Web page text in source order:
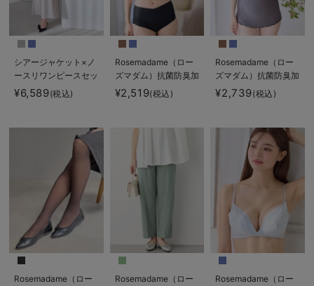
シアージャケット×ノ
ースリワンピースセッ
ト マタニティ・産後
【産後も長く着れる】
ズマダム）
¥6,589(税込)
Rosemadame（ロー
ズマダム）抗菌防臭加
工バイカラー授乳ブラ
¥2,519(税込)
Rosemadame（ロー
ズマダム）抗菌防臭加
工バイカラー授乳キャ
ミソール
¥2,739(税込)
Rosemadame（ロー
Rosemadame（ロー
Rosemadame（ロー